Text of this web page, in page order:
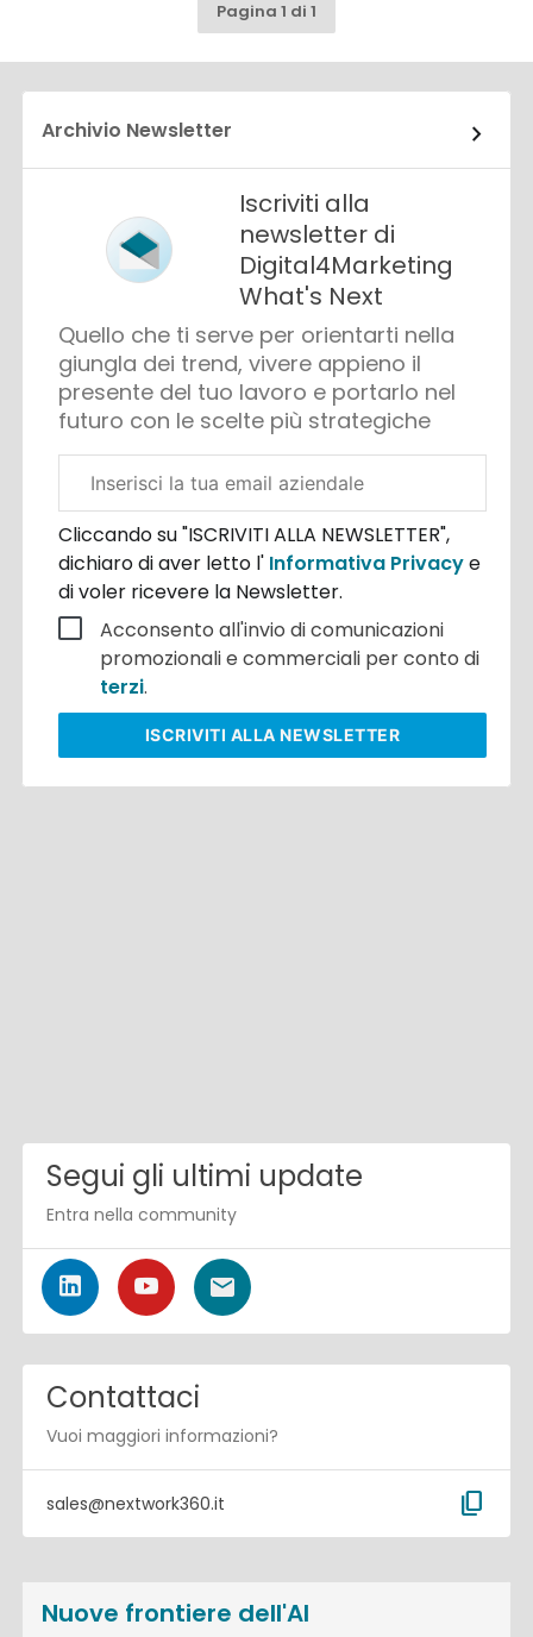
Pagina 1 di 1
Archivio Newsletter
Iscriviti alla
newsletter di
Digital4Marketing
What's Next
Quello che ti serve per orientarti nella
giungla dei trend, vivere appieno il
presente del tuo lavoro e portarlo nel
futuro con le scelte più strategiche
aziendale
Cliccando su "ISCRIVITI ALLA NEWSLETTER",
dichiaro di aver letto l' Informativa Privacye
di voler ricevere la Newsletter.
Acconsento all'invio di comunicazioni
promozionali e commerciali per conto di
terzi.
ISCRIVITI ALLA NEWSLETTER
Segui gli ultimi update
Entra nella community
Contattaci
Vuoi maggiori informazioni?
sales@nextwork360.it content_copy
Nuove frontiere dell'AI